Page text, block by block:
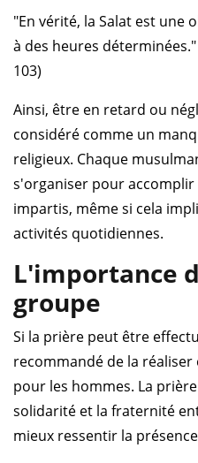
"En vérité, la Salat est une
à des heures
103)
Ainsi, être en retard ou
considéré comme un
religieux. Chaque
s'organiser pour accomplir
impartis, même si cela
activités quotidiennes.
L'importance
groupe
Si la prière peut être
recommandé de la
pour les hommes. La
solidarité et la fraternité
mieux ressentir la